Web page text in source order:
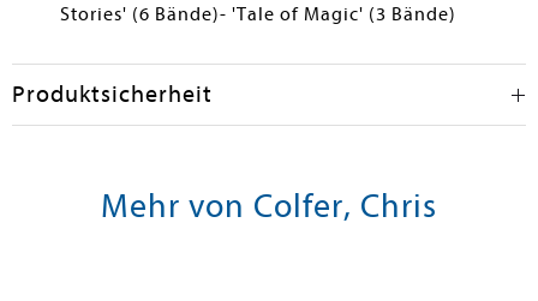
Stories' (6 Bände)- 'Tale of Magic' (3 Bände)
Produktsicherheit
Mehr von Colfer, Chris